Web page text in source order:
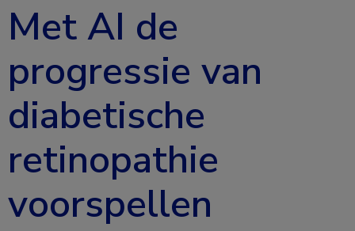
Met AI de
progressie van
diabetische
retinopathie
voorspellen